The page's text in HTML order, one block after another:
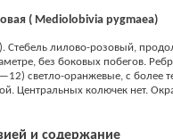
( Mediolobivia pygmaea)
Стебель лилово-розовый,
без боковых побегов.
светло-оранжевые, с более
Центральных колючек нет.
и содержание